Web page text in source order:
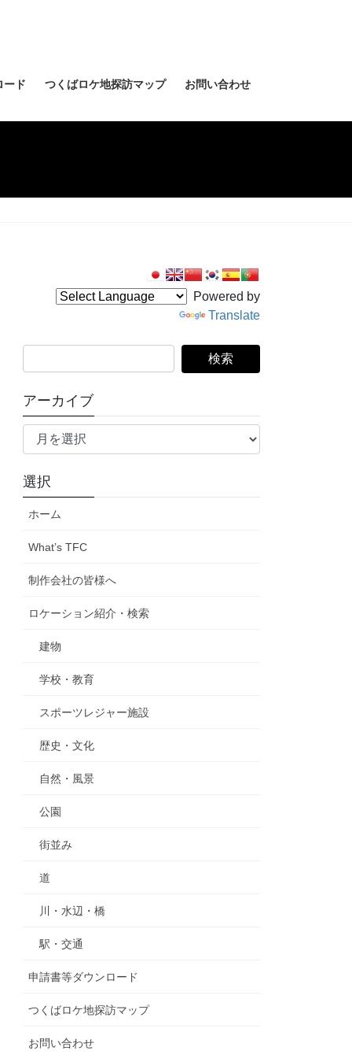
ード つくばロケ地探訪マップ お問い合わせ
Powered by
Translate
索:
アーカイブ
ア
イ
ブ
選択
ホーム
What’s TFC
制作会社の皆様へ
ロケーション紹介・検索
建物
学校・教育
スポーツレジャー施設
歴史・文化
自然・風景
公園
街並み
道
川・水辺・橋
駅・交通
申請書等ダウンロード
つくばロケ地探訪マップ
お問い合わせ